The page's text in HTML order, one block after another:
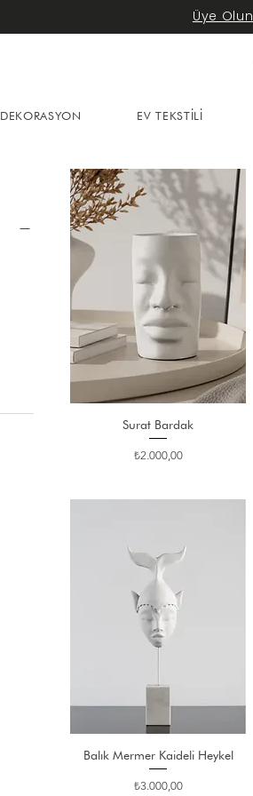
Üye Olun
Surat Bardak
Fiyat
₺2.000,00
Balık Mermer Kaideli Heykel
Fiyat
₺3.000,00
DEKORASYON EV TEKSTİLİ